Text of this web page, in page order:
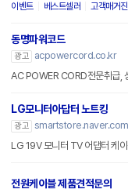
이벤트 베스트셀러 고객매거진
동명파워코드
광고
acpowercord.co.kr
AC POWER CORD전문취급,
LG모니터아답터 노트킹
광고
LG 19V 모니터 TV 어댑터 케
전원케이블 제품견적문의